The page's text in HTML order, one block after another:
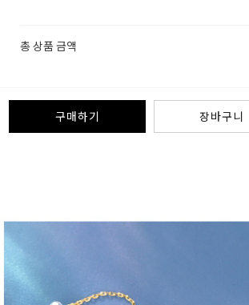
총 상품 금액
구매하기 장바구니